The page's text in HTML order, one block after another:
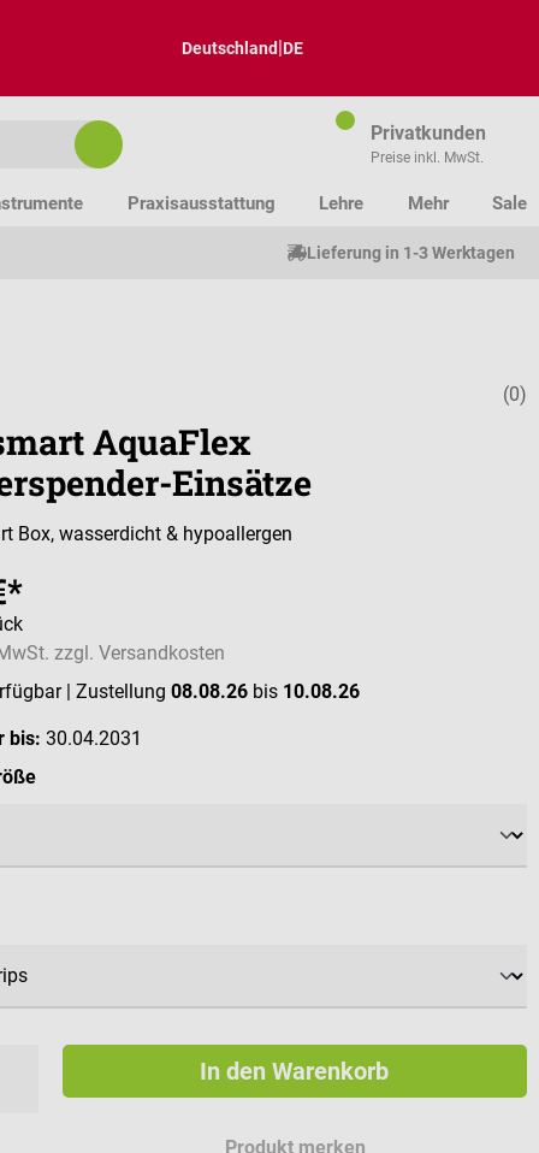
Deutschland|DE
Privatkunden
Preise inkl. MwSt.
Praxisausstattung Lehre Mehr Sale
Lieferung in 1-3 Werktagen
(0)
AquaFlex
Einsätze
Box, wasserdicht & hypoallergen
zzgl. Versandkosten
| Zustellung08.08.26 bis 10.08.26
bis: 30.04.2031
auswählen
In den Warenkorb
Produkt merken